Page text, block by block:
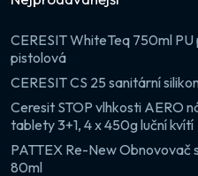
CERESIT WhiteTeq 750ml PU
pistolová
CERESIT CS 25 sanitární
Ceresit STOP vlhkosti AERO
tablety 3+1, 4 x 450g luční kvítí
PATTEX Re-New Obnovovač
80ml